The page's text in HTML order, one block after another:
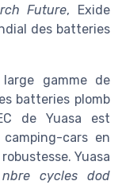
Future, Exide
des batteries
gamme de
batteries plomb
de Yuasa est
cars en
Yuasa
nbre cycles dod